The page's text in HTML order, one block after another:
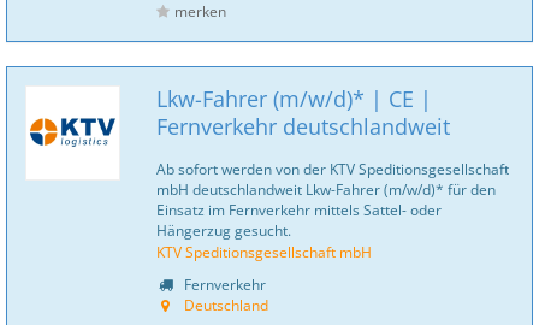
merken
Lkw-Fahrer (m/w/d)* | CE |
Fernverkehr deutschlandweit
Ab sofort werden von der KTV Speditionsgesellschaft
mbH deutschlandweit Lkw-Fahrer (m/w/d)* für den
Einsatz im Fernverkehr mittels Sattel- oder
Hängerzug gesucht.
KTV Speditionsgesellschaft mbH
Fernverkehr
Deutschland